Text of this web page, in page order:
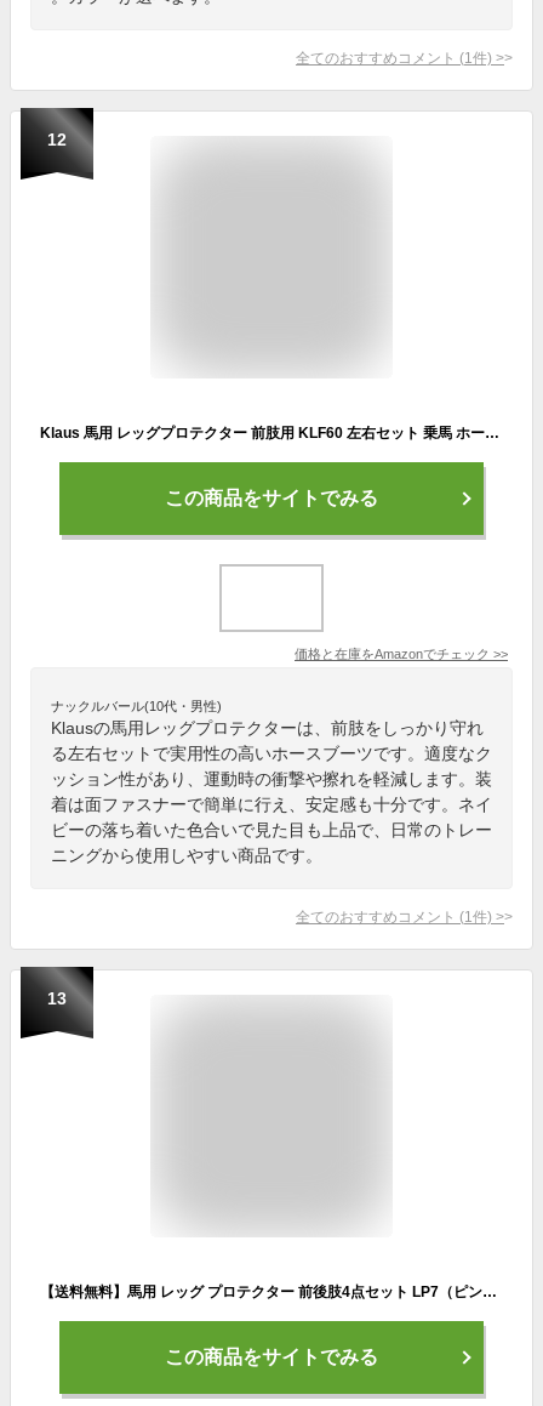
全てのおすすめコメント (1 件) >
12
Klaus 馬用 レッグプロテクター 前肢用 KLF60 左右セット 乗馬 ホースブーツ ネイビー 紺 (COB)
この商品をサイトでみる
価格と在庫をAmazonでチェック >>
ナックルバール(10代・男性)
Klausの馬用レッグプロテクターは、前肢をしっかり守れ
る左右セットで実用性の高いホースブーツです。適度なク
ッション性があり、運動時の衝撃や擦れを軽減します。装
着は面ファスナーで簡単に行え、安定感も十分です。ネイ
ビーの落ち着いた色合いで見た目も上品で、日常のトレー
ニングから使用しやすい商品です。
全てのおすすめコメント (1 件) >
13
【送料無料】馬用 レッグ プロテクター 前後肢4点セット LP7（ピンク） FULLサイズ | 乗馬 馬 馬具 乗馬用品 Klaus ホースブーツ 足用 前肢 後肢 前脚 後脚 前足 後足 肢 足 脚 テンドンブーツ サラブレッド フルサイズ ガード 乗馬用 クラウス
この商品をサイトでみる